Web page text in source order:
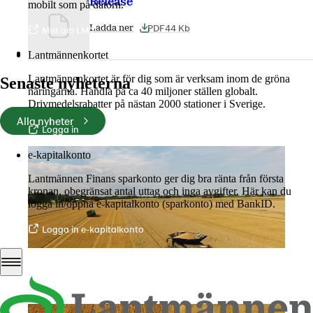
mobilt som på datorn.
Mer om LM2
Lantmännenkortet
Lantmännenkortet är för dig som är verksam inom de gröna
näringarna. Handla på ca 40 miljoner ställen globalt.
Drivmedelsrabatter på nästan 2000 stationer i Sverige.
Logga in
e-kapitalkonto
Lantmännen Finans sparkonto ger dig bra ränta från första
kronan, obegränsat antal uttag och inga avgifter. Här kan du
logga in/öppna e-kapitalkonto (sparkonto) med BankID.
Logga in e-kapitalkonto
PDF44 Kb
Ladda ner
Senaste nyheterna
Alla nyheter